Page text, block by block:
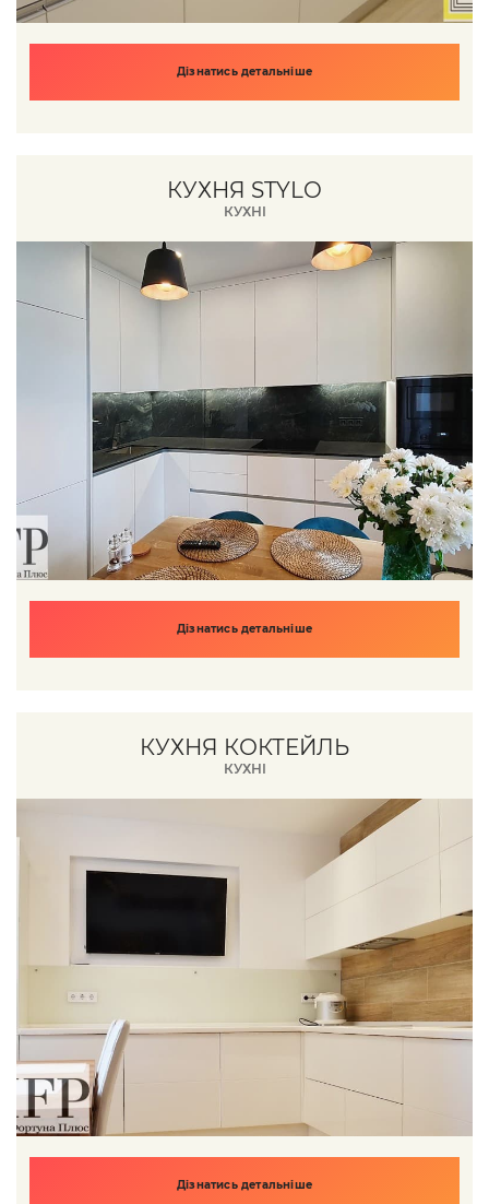
Дізнатись детальніше
КУХНЯ STYLO
КУХНІ
Дізнатись детальніше
КУХНЯ КОКТЕЙЛЬ
КУХНІ
Дізнатись детальніше